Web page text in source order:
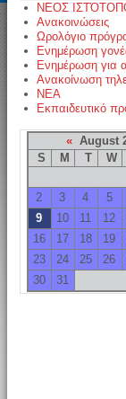
ΝΕΟΣ
Ανακοινώσεις
Ωρολόγιο
Ενημέρωση
Ενημέρωση για
Ανακοίνωση
NEA
Εκπαιδευτικό
« August
S
M T W
2
3 4 5
9
10 11 12
16
17 18 19
23
24 25 26
30
31